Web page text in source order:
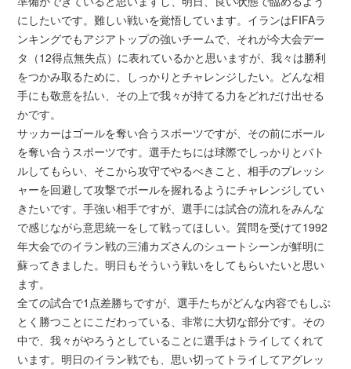
にしたいです。難しい戦いを覚悟しています。イランはFIFAラ
ンキングでもアジアトップの強いチームで、それが今大会デー
タ（12得点無失点）に表れているかと思いますが、我々は勝利
をつかみ取るために、しっかりとチャレンジしたい。どんな相
手にも敬意を払い、その上で我々が持てる力をどれだけ出せる
かです。
サッカーはゴールを奪い合うスポーツですが、その前にボール
を奪い合うスポーツです。選手たちには球際でしっかりとバト
ルしてもらい、そこから攻守でやるべきこと、相手のプレッシ
ャーを回避して攻撃でボールを握れるようにチャレンジしてい
きたいです。手強い相手ですが、選手には試合の流れをみんな
で感じながら意思統一をして戦ってほしい。質問を受けて1992
年大会でのイラン戦の三浦カズさんのシュートシーンが鮮明に
蘇ってきました。明日もそういう戦いをしてもらいたいと思い
ます。
全ての試合で1点差勝ちですが、選手たちがどんな内容でもしぶ
とく勝つことにこだわっている、非常に大切な部分です。その
中で、我々がやろうとしていることに選手はトライしてくれて
います。明日のイラン戦でも、思い切ってトライしてアグレッ